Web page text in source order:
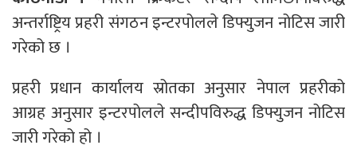
अन्तर्राष्ट्रिय प्रहरी संगठन इन्टरपोलले डिफ्युजन नोटिस जारी
गरेको छ ।
प्रहरी प्रधान कार्यालय स्रोतका अनुसार नेपाल प्रहरीको
आग्रह अनुसार इन्टरपोलले सन्दीपविरुद्ध डिफ्युजन नोटिस
जारी गरेको हो ।